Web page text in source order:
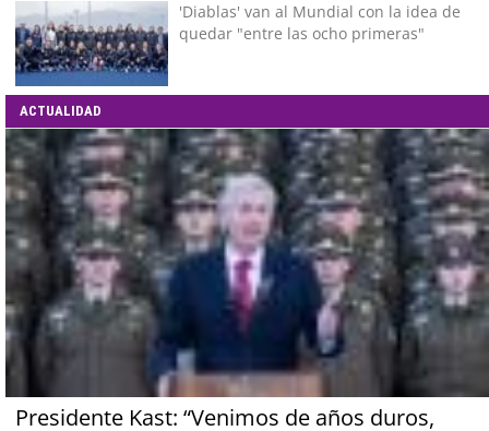
'Diablas' van al Mundial con la idea de
quedar "entre las ocho primeras"
ACTUALIDAD
Presidente Kast: “Venimos de años duros,